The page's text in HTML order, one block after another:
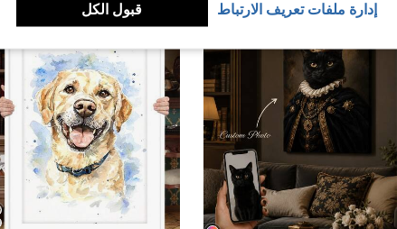
إدارة ملفات تعريف الارتباط قبول الكل